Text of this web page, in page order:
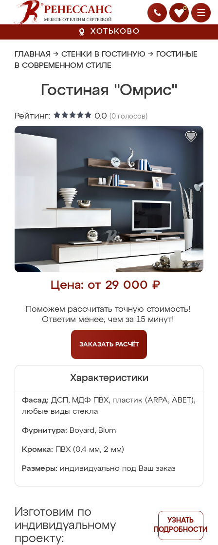
0
ХОТЬКОВО
ГЛАВНАЯ → СТЕНКИ В ГОСТИНУЮ → ГОСТИНЫЕ
В СОВРЕМЕННОМ СТИЛЕ
Гостиная "Омрис"
Рейтинг: 0.0 (0 голосов)
Цена: от 29 000 ₽
Поможем рассчитать точную стоимость!
Ответим менее, чем за 15 минут!
ЗАКАЗАТЬ РАСЧЁТ
Характеристики
Фасад: ДСП, МДФ ПВХ, пластик (ARPA, ABET),
любые виды стекла
Фурнитура: Boyard, Blum
Кромка: ПВХ (0,4 мм, 2 мм)
Размеры: индивидуально под Ваш заказ
Изготовим по
индивидуальному
проекту:
УЗНАТЬ
ПОДРОБНОСТИ